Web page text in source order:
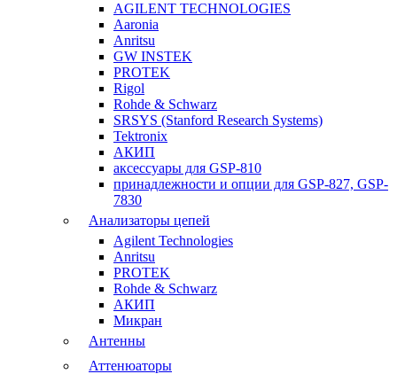
AGILENT TECHNOLOGIES
Aaronia
Anritsu
GW INSTEK
PROTEK
Rigol
Rohde & Schwarz
SRSYS (Stanford Research Systems)
Tektronix
АКИП
аксессуары для GSP-810
принадлежности и опции для GSP-827, GSP-
7830
Анализаторы цепей
Agilent Technologies
Anritsu
PROTEK
Rohde & Schwarz
АКИП
Микран
Антенны
Аттенюаторы